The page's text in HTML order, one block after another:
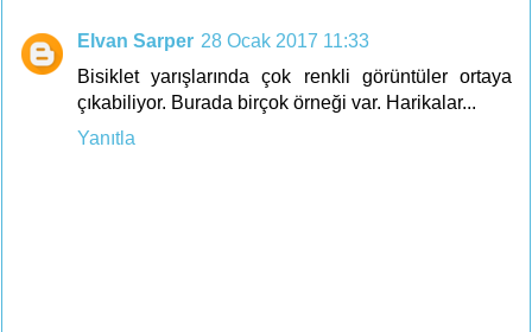
Elvan Sarper 28 Ocak 2017 11:33
Bisiklet yarışlarında çok renkli görüntüler ortaya
çıkabiliyor. Burada birçok örneği var. Harikalar...
Yanıtla